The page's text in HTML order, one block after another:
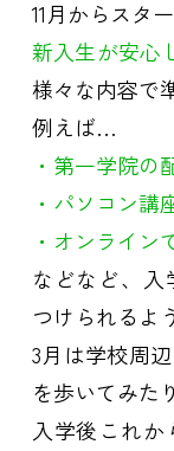
11月からスタ
新入生が安心
様々な内容で
例えば…
・第一学院の
・パソコン講
・オンライン
などなど、
つけられるよ
3月は学校周
を歩いてみたり
入学後これ